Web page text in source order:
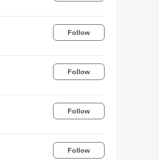
Follow
Follow
Follow
Follow